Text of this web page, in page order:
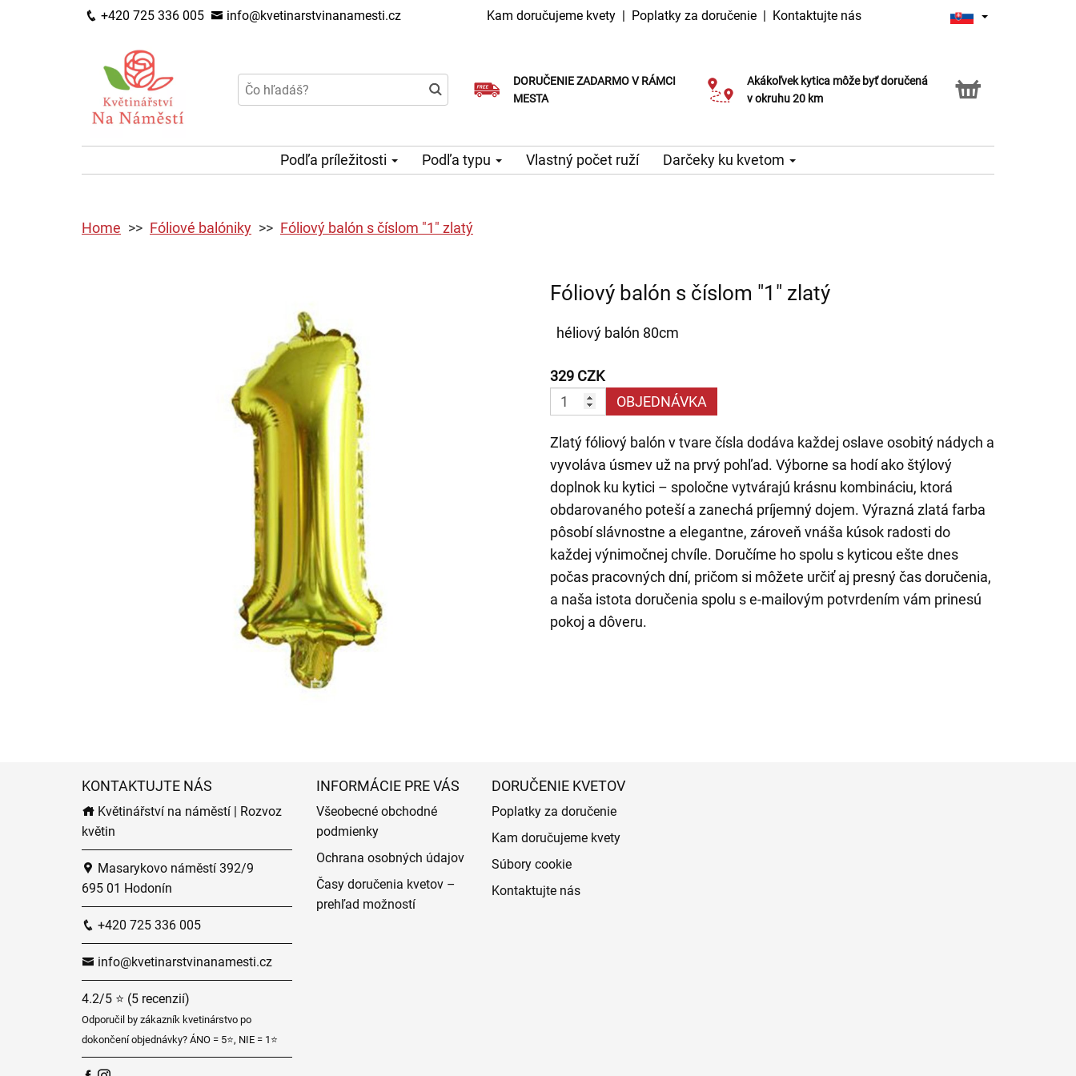
+420 725 336 005 info@kvetinarstvinanamesti.cz Kam doručujeme kvety | Poplatky za doručenie | Kontaktujte nás
DORUČENIE ZADARMO V RÁMCI
MESTA
Akákoľvek kytica môže byť doručená
v okruhu 20 km
Služba Click & Collect
Podľa príležitosti Podľa typu Vlastný počet ruží Darčeky ku kvetom
Home Fóliové balóniky Fóliový balón s číslom "1" zlatý
Fóliový balón s číslom "1" zlatý
héliový balón 80cm
329 CZK
OBJEDNÁVKA
Zlatý fóliový balón v tvare čísla dodáva každej oslave osobitý nádych a
vyvoláva úsmev už na prvý pohľad. Výborne sa hodí ako štýlový
doplnok ku kytici – spoločne vytvárajú krásnu kombináciu, ktorá
obdarovaného poteší a zanechá príjemný dojem. Výrazná zlatá farba
pôsobí slávnostne a elegantne, zároveň vnáša kúsok radosti do
každej výnimočnej chvíle. Doručíme ho spolu s kyticou ešte dnes
počas pracovných dní, pričom si môžete určiť aj presný čas doručenia,
a naša istota doručenia spolu s e-mailovým potvrdením vám prinesú
pokoj a dôveru.
KONTAKTUJTE NÁS
Květinářství na náměstí | Rozvoz
květin
Masarykovo náměstí 392/9
695 01 Hodonín
+420 725 336 005
info@kvetinarstvinanamesti.cz
4.2/5 ⭐ (5 recenzií)
Odporučil by zákazník kvetinárstvo po
dokončení objednávky? ÁNO = 5⭐, NIE = 1⭐
INFORMÁCIE PRE VÁS
Všeobecné obchodné
podmienky
Ochrana osobných údajov
Časy doručenia kvetov –
prehľad možností
DORUČENIE KVETOV
Poplatky za doručenie
Kam doručujeme kvety
Súbory cookie
Kontaktujte nás